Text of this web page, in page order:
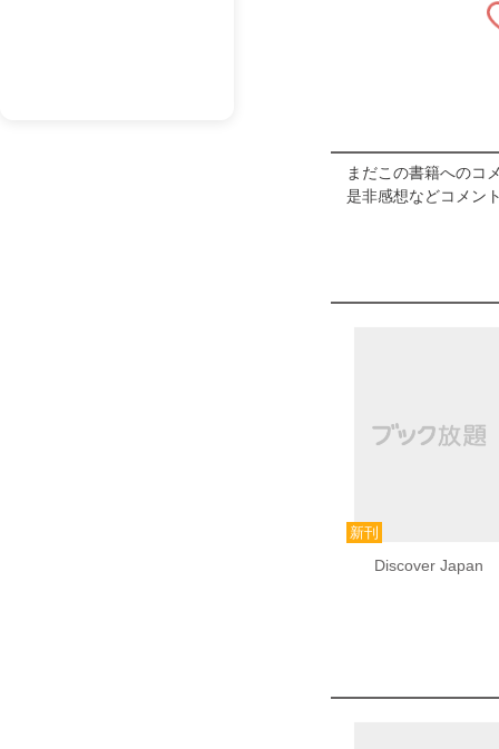
EDITORSの本 健康応
まだこの書籍へのコ
是非感想などコメン
Discover Japan